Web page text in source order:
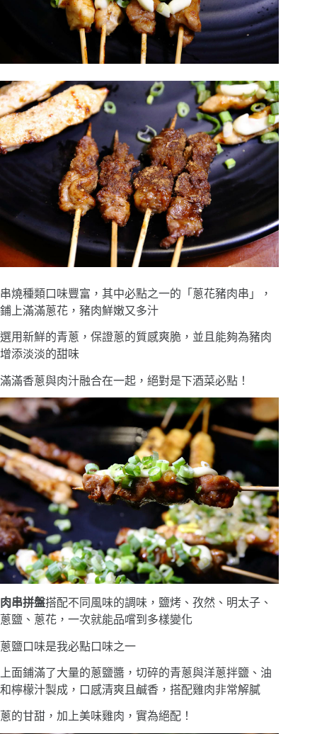
串燒種類口味豐富，其中必點之一的「蔥花豬肉串」，
鋪上滿滿蔥花，豬肉鮮嫩又多汁
選用新鮮的青蔥，保證蔥的質感爽脆，並且能夠為豬肉
增添淡淡的甜味
滿滿香蔥與肉汁融合在一起，絕對是下酒菜必點！
肉串拼盤搭配不同風味的調味，鹽烤、孜然、明太子、
蔥鹽、蔥花，一次就能品嚐到多樣變化
蔥鹽口味是我必點口味之一
上面鋪滿了大量的蔥鹽醬，切碎的青蔥與洋蔥拌鹽、油
和檸檬汁製成，口感清爽且鹹香，搭配雞肉非常解膩
蔥的甘甜，加上美味雞肉，實為絕配！